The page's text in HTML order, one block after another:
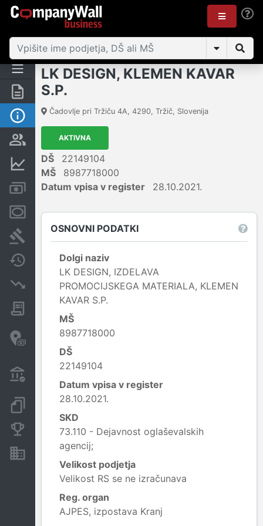
Povzetek
Osnovni podatki
Odgovorne osebe in lastništvo
Finančni podatki
Računi in blokade
Zastavne pravice
Sodni postopki
Spremembe
Insolvenčni postopki
Davčne oaze in sumljive
transakcije
Transakcije iz državnega
proračuna
Dokumenti in objave
Konkurenčna podjetja
Nepremičnine in sredstva
LK DESIGN, KLEMEN KAVAR
S.P.
Čadovlje pri Tržiču 4A, 4290, Tržič, Slovenija
AKTIVNA
DŠ
22149104
MŠ
8987718000
Datum vpisa v register
28.10.2021.
OSNOVNI PODATKI
Dolgi naziv
LK DESIGN, IZDELAVA
PROMOCIJSKEGA MATERIALA, KLEMEN
KAVAR S.P.
MŠ
8987718000
DŠ
22149104
Datum vpisa v register
28.10.2021.
SKD
73.110 - Dejavnost oglaševalskih
agencij;
Velikost podjetja
Velikost RS se ne izračunava
Reg. organ
AJPES, izpostava Kranj